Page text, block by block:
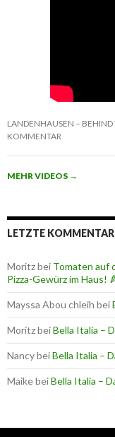
LANDENHAUSEN – BEHIND
KOMMENTAR
MEHR VIDEOS →
LETZTE
Moritzbei Tomaten auf
Pizza-Gewürz im Haus!
Mayssa Abou chleih bei
MoritzbeiBella Italia –
NancybeiBella Italia –
MaikebeiBella Italia –